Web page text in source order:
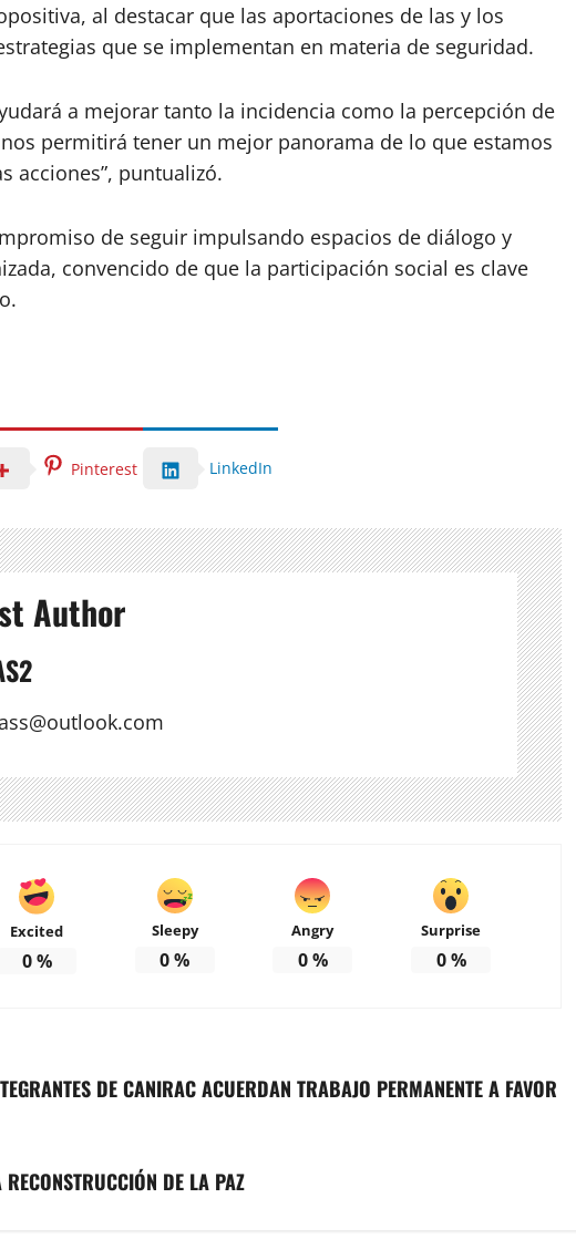
al destacar que las aportaciones de las y los
que se implementan en materia de seguridad.
a mejorar tanto la incidencia como la percepción de
permitirá tener un mejor panorama de lo que estamos
acciones”, puntualizó.
de seguir impulsando espacios de diálogo y
convencido de que la participación social es clave
Pinterest LinkedIn
Author
Excited
0%
Sleepy
0%
Angry
0%
Surprise
0%
DE CANIRAC ACUERDAN TRABAJO PERMANENTE A FAVOR
DE LA PAZ